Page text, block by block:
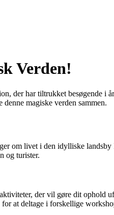
Verden!
der har tiltrukket besøgende
magiske verden sammen.
om livet i den idylliske
og turister.
der vil gøre dit ophold
at deltage i forskellige